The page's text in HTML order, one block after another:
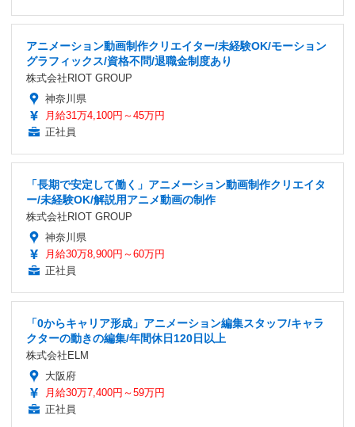
アニメーション動画制作クリエイター/未経験OK/モーション
グラフィックス/資格不問/退職金制度あり
株式会社RIOT GROUP
神奈川県
月給31万4,100円～45万円
正社員
「長期で安定して働く」アニメーション動画制作クリエイタ
ー/未経験OK/解説用アニメ動画の制作
株式会社RIOT GROUP
神奈川県
月給30万8,900円～60万円
正社員
「0からキャリア形成」アニメーション編集スタッフ/キャラ
クターの動きの編集/年間休日120日以上
株式会社ELM
大阪府
月給30万7,400円～59万円
正社員